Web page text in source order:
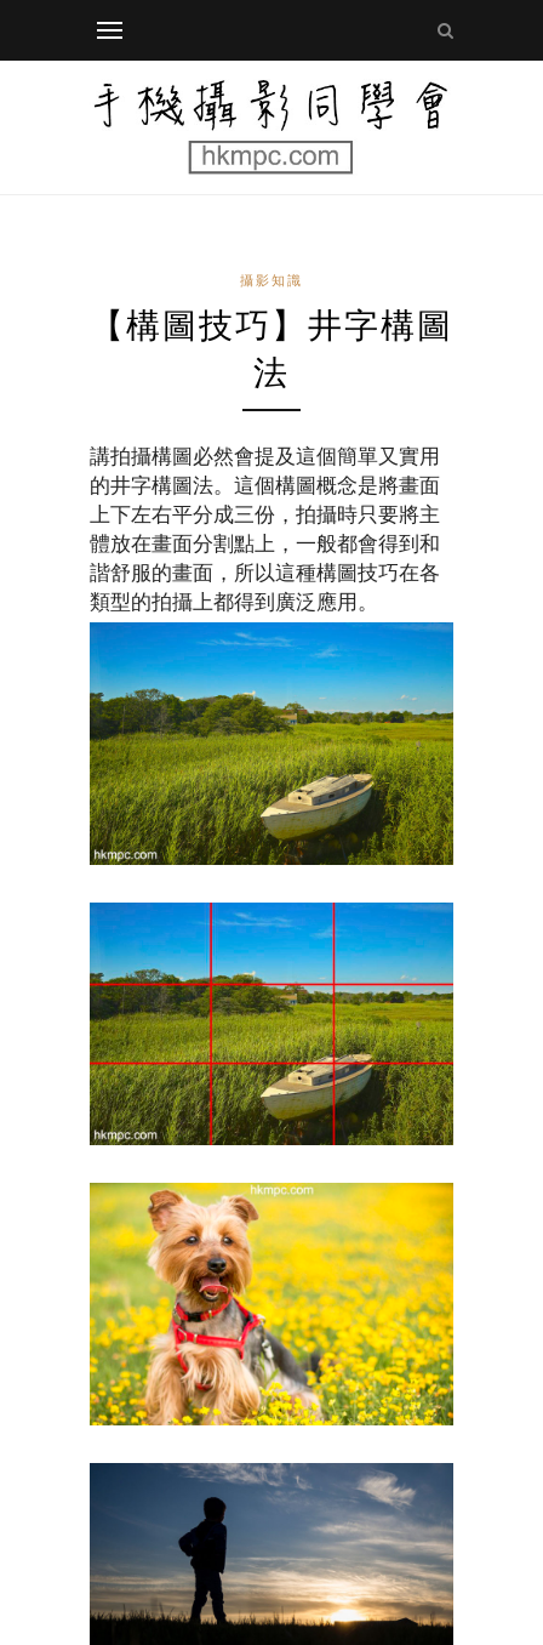
攝影知識
【構圖技巧】井字構圖
法
講拍攝構圖必然會提及這個簡單又實用
的井字構圖法。這個構圖概念是將畫面
上下左右平分成三份，拍攝時只要將主
體放在畫面分割點上，一般都會得到和
諧舒服的畫面，所以這種構圖技巧在各
類型的拍攝上都得到廣泛應用。